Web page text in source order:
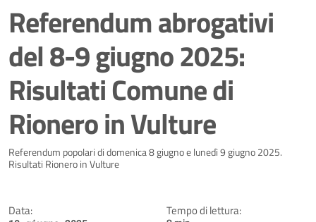
Referendum abrogativi
del 8-9 giugno 2025:
Risultati Comune di
Rionero in Vulture
Dettagli della notizia
Referendum popolari di domenica 8 giugno e lunedì 9 giugno 2025.
Risultati Rionero in Vulture
Data: Tempo di lettura: